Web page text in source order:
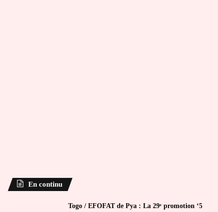
En continu
Togo / EFOFAT de Pya : La 29ᵉ promotion ‘5